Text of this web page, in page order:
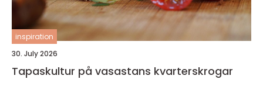
inspiration
30. July 2026
Tapaskultur på vasastans kvarterskrogar